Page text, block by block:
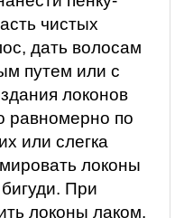
чистых
дать волосам
путем или с
локонов
равномерно по
или слегка
локоны
При
локоны лаком.